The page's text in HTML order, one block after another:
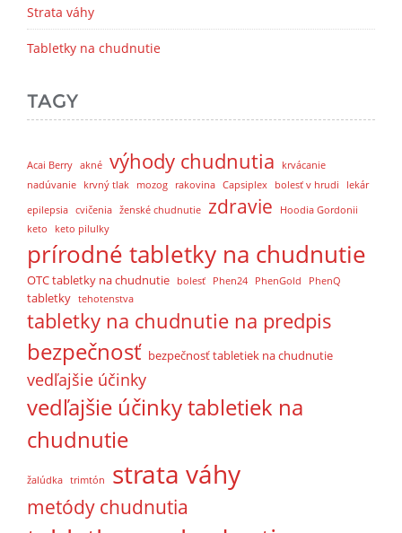
Strata váhy
Tabletky na chudnutie
TAGY
Acai Berry akné výhody chudnutia
krvácanie
nadúvanie
krvný tlak mozog rakovina Capsiplex bolesť v hrudi
lekár
epilepsia cvičenia ženské chudnutie zdravie
Hoodia Gordonii
keto
keto pilulky
prírodné tabletky na chudnutie
OTC tabletky na chudnutie bolesť Phen24 PhenGold PhenQ
tabletky tehotenstva
tabletky na chudnutie na predpis
bezpečnosť bezpečnosť tabletiek na chudnutie
vedľajšie účinky
vedľajšie účinky tabletiek na
chudnutie
žalúdka trimtón strata váhy
metódy chudnutia